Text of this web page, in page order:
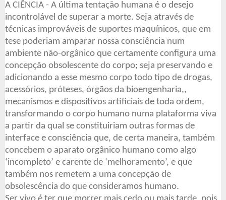
A CIÊNCIA - A última tentação humana é o desejo
incontrolável de superar a morte. Seja através de
técnicas improváveis de suportes maquínicos, que em
tese poderiam amparar nossa consciência num
ambiente não-orgânico que certamente configura uma
concepção obsolescente do corpo; seja preservando e
adicionando a esse mesmo corpo todo tipo de drogas,
acessórios, próteses, órgãos da bioengenharia,,
mecanismos e dispositivos artificiais de toda ordem,
transformando o corpo humano numa plataforma viva
a partir da qual se constituiriam outras formas de
interface e consciência que, de certa maneira, também
concebem o aparato orgânico humano como algo
‘incompleto’ e carente de ‘melhoramento’, e que
também nos remetem a uma concepção de
obsolescência do que consideramos humano.